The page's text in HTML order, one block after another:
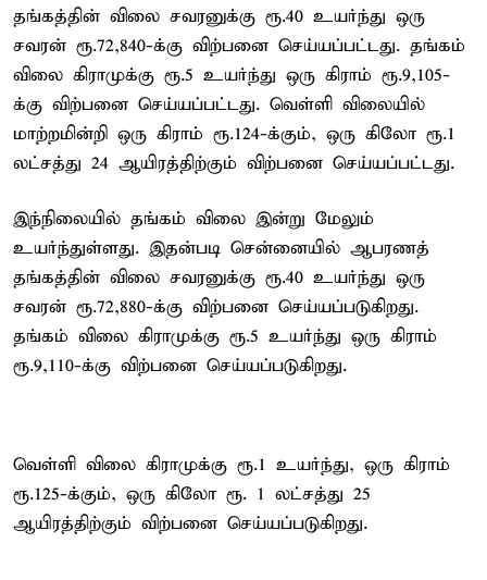
தங்கத்தின் விலை சவரனுக்கு ரூ.40 உயர்ந்து ஒரு
சவரன் ரூ.72,840-க்கு விற்பனை செய்யப்பட்டது. தங்கம்
விலை கிராமுக்கு ரூ.5 உயர்ந்து ஒரு கிராம் ரூ.9,105-
க்கு விற்பனை செய்யப்பட்டது. வெள்ளி விலையில்
மாற்றமின்றி ஒரு கிராம் ரூ.124-க்கும், ஒரு கிலோ ரூ.1
லட்சத்து 24 ஆயிரத்திற்கும் விற்பனை செய்யப்பட்டது.
இந்நிலையில் தங்கம் விலை இன்று மேலும்
உயர்ந்துள்ளது. இதன்படி சென்னையில் ஆபரணத்
தங்கத்தின் விலை சவரனுக்கு ரூ.40 உயர்ந்து ஒரு
சவரன் ரூ.72,880-க்கு விற்பனை செய்யப்படுகிறது.
தங்கம் விலை கிராமுக்கு ரூ.5 உயர்ந்து ஒரு கிராம்
ரூ.9,110-க்கு விற்பனை செய்யப்படுகிறது.
வெள்ளி விலை கிராமுக்கு ரூ.1 உயர்ந்து, ஒரு கிராம்
ரூ.125-க்கும், ஒரு கிலோ ரூ. 1 லட்சத்து 25
ஆயிரத்திற்கும் விற்பனை செய்யப்படுகிறது.